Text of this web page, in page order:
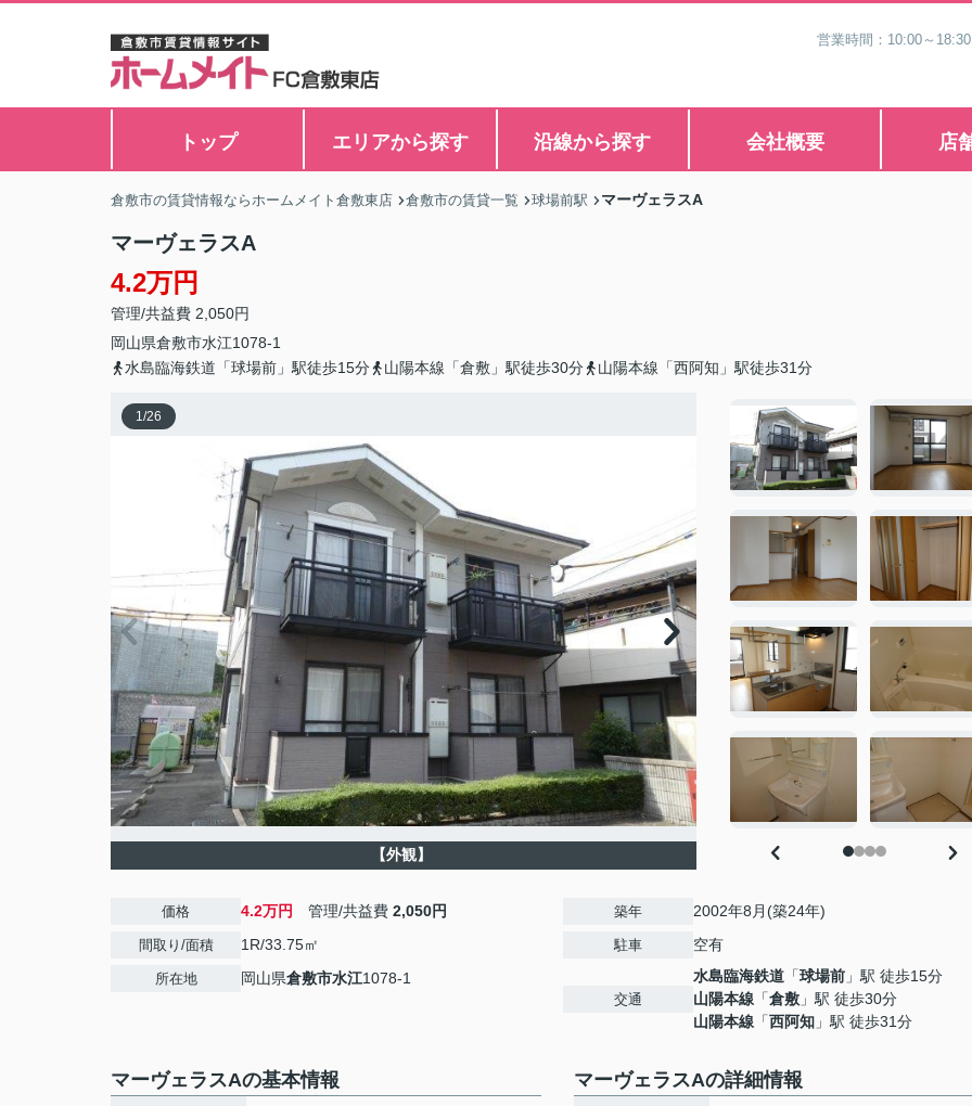
営業時間：10:00～
トップ エリアから探す 沿線から探す 会社概要 店
倉敷市の賃貸情報ならホームメイト倉敷東店 倉敷市の賃貸一覧 球場前駅 マーヴェラスA
マーヴェラスA
4.2万円
管理/共益費 2,050円
岡山県倉敷市水江1078-1
水島臨海鉄道「球場前」駅徒歩15分
山陽本線「倉敷」駅徒歩30分 山陽本線「西阿知」駅徒歩31分
1/26
【外観】
価格 4.2万円 管理/共益費 2,050円
間取り/面積 1R/33.75㎡
所在地 岡山県倉敷市水江1078-1
築年 2002年8月(築24年)
駐車 空有
交通
水島臨海鉄道 「球場前 」駅 徒歩15分
山陽本線 「倉敷 」駅 徒歩30分
山陽本線 「西阿知 」駅 徒歩31分
マーヴェラスAの基本情報 マーヴェラスAの詳細情報